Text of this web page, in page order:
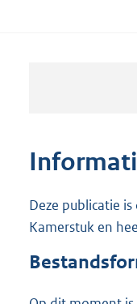
Deze publicatie
Kamerstuk en